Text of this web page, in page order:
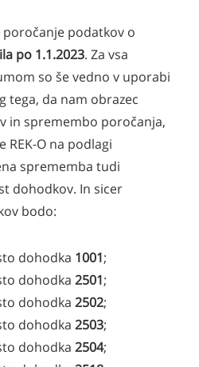
poročanje podatkov o
po 1.1.2023. Za vsa
so še vedno v uporabi
tega, da nam obrazec
in spremembo poročanja,
O na podlagi
sprememba tudi
dohodkov. In sicer
bodo:
dohodka 1001;
dohodka 2501;
dohodka 2502;
dohodka 2503;
dohodka 2504;